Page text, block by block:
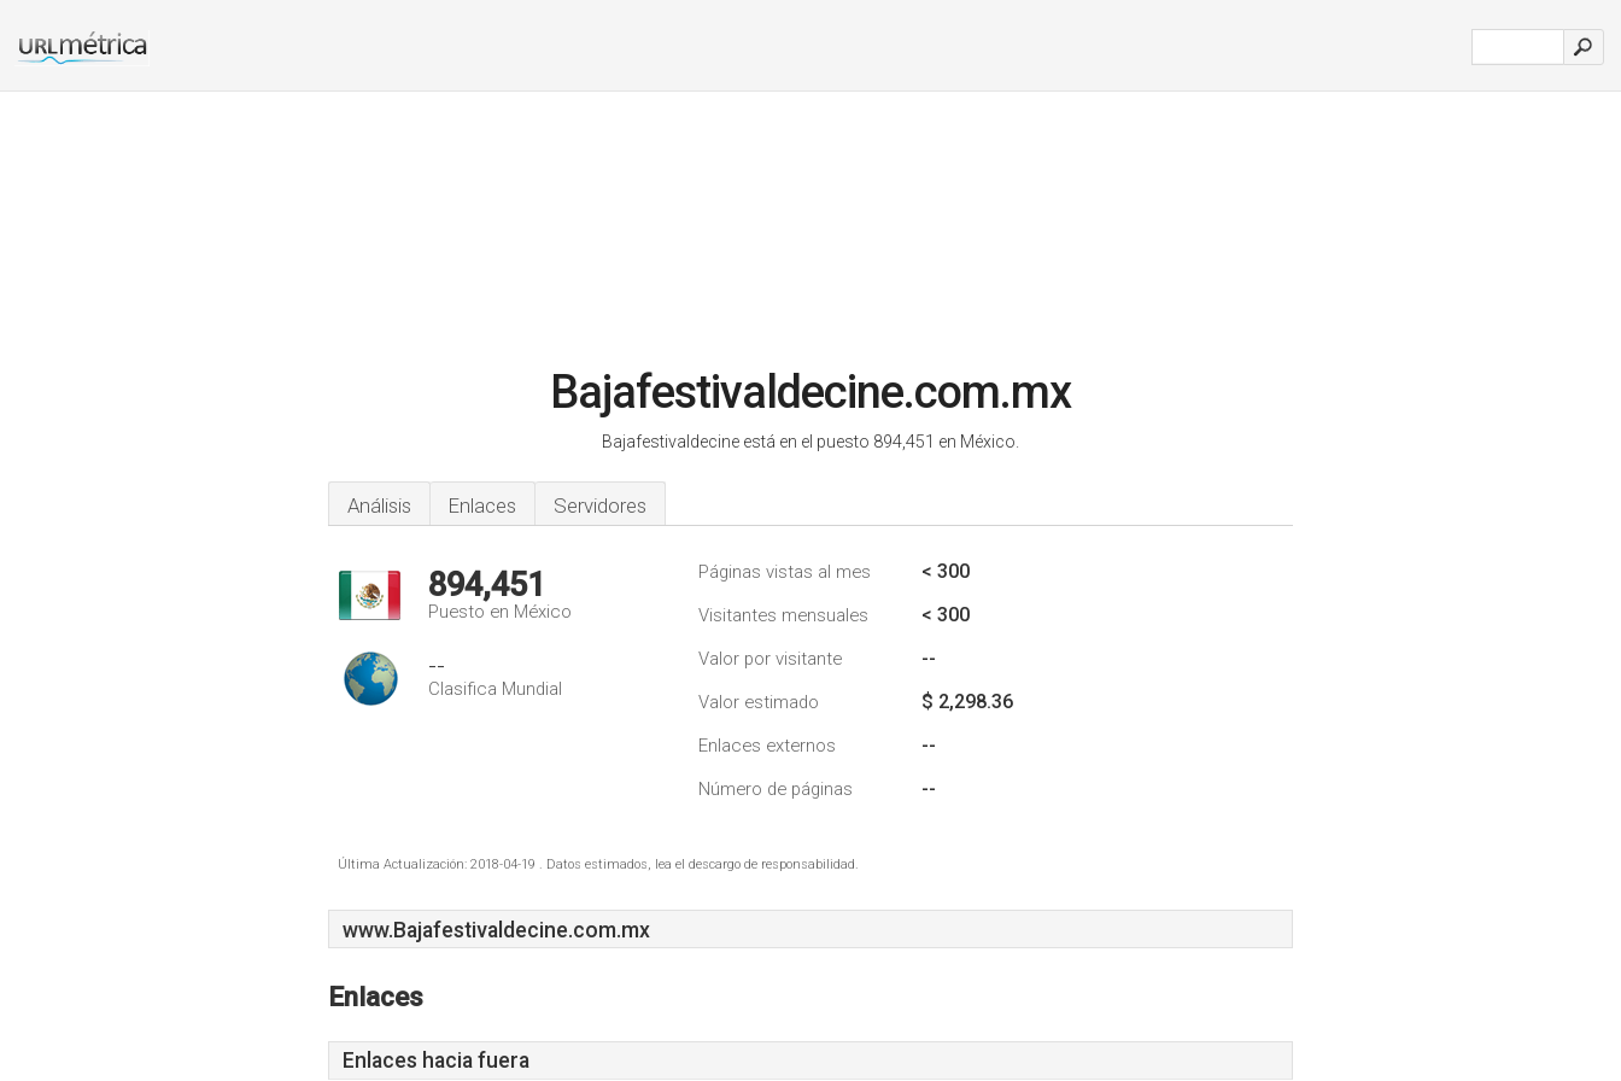
Bajafestivaldecine.com.mx
Bajafestivaldecine está en el puesto 894,451 en México.
Análisis Enlaces Servidores
894,451
Puesto en México
--
Clasifica Mundial
Páginas vistas al mes < 300
Visitantes mensuales < 300
Valor por visitante --
Valor estimado $ 2,298.36
Enlaces externos --
Número de páginas --
Última Actualización: 2018-04-19 . Datos estimados, lea el descargo de responsabilidad.
www.Bajafestivaldecine.com.mx
Enlaces
Enlaces hacia fuera